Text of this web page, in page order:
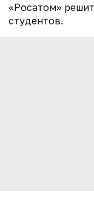
«Росатом»
студентов.